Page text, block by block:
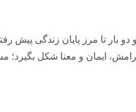
بار تا مرز پایان زندگی
ایمان و معنا شکل بگیرد؛